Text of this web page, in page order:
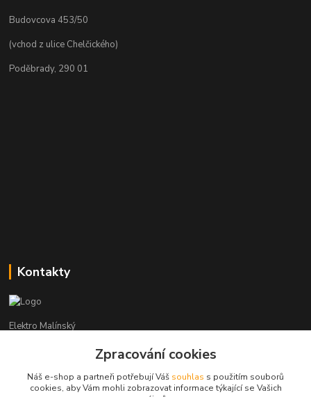
Budovcova 453/50
(vchod z ulice Chelčického)
Poděbrady, 290 01
Kontakty
Elektro Malínský
+420 608 255 160
(Po-Čt - 8:30-16:00, Pá - 8:30-14:00)
Zpracování cookies
Náš e-shop a partneři potřebují Váš souhlas s použitím souborů
cookies, aby Vám mohli zobrazovat informace týkající se Vašich